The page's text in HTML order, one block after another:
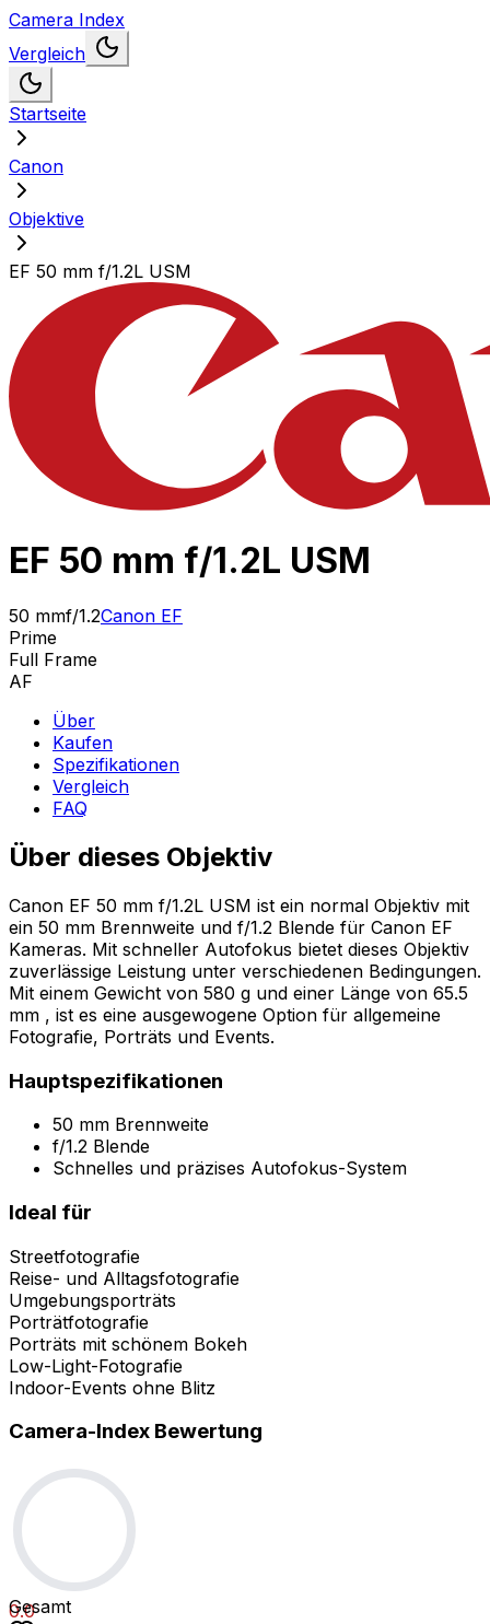
Camera Index
Vergleich
Startseite
Canon
Objektive
EF 50 mm f/1.2L USM
EF 50 mm f/1.2L USM
50 mmf/1.2Canon EF
Prime
Full Frame
AF
Über
Kaufen
Spezifikationen
Vergleich
FAQ
Über dieses Objektiv
Canon EF 50 mm f/1.2L USM ist ein normal Objektiv mit
ein 50 mm Brennweite und f/1.2 Blende für Canon EF
Kameras. Mit schneller Autofokus bietet dieses Objektiv
zuverlässige Leistung unter verschiedenen Bedingungen.
Mit einem Gewicht von 580 g und einer Länge von 65.5
mm , ist es eine ausgewogene Option für allgemeine
Fotografie, Porträts und Events.
Hauptspezifikationen
50 mm Brennweite
f/1.2 Blende
Schnelles und präzises Autofokus-System
Ideal für
Streetfotografie
Reise- und Alltagsfotografie
Umgebungsporträts
Porträtfotografie
Porträts mit schönem Bokeh
Low-Light-Fotografie
Indoor-Events ohne Blitz
Camera-Index Bewertung
0.0
Gesamt